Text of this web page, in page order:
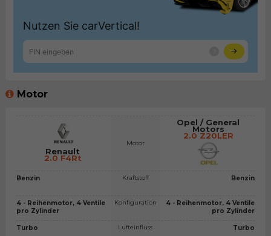
Motor
Renault
2.0 F4Rt
Benzin
4 - Reihenmotor, 4 Ventile
pro Zylinder
Turbo
Motor
Kraftstoff
Konfiguration
Lufteinfluss
Opel / General
Motors
2.0 Z20LER
Benzin
4 - Reihenmotor, 4 Ventile
pro Zylinder
Turbo